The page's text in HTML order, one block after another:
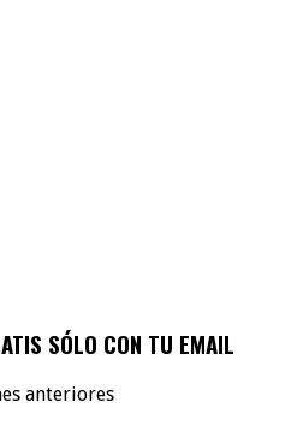
SÓLO CON TU EMAIL
anteriores